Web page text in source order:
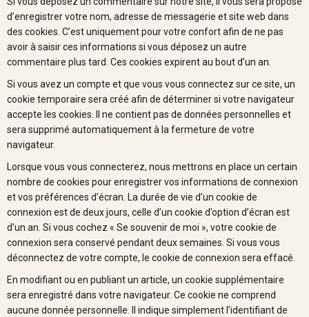
d’enregistrer votre nom, adresse de messagerie et site web dans
des cookies. C’est uniquement pour votre confort afin de ne pas
avoir à saisir ces informations si vous déposez un autre
commentaire plus tard. Ces cookies expirent au bout d’un an.
Si vous avez un compte et que vous vous connectez sur ce site, un
cookie temporaire sera créé afin de déterminer si votre navigateur
accepte les cookies. Il ne contient pas de données personnelles et
sera supprimé automatiquement à la fermeture de votre
navigateur.
Lorsque vous vous connecterez, nous mettrons en place un certain
nombre de cookies pour enregistrer vos informations de connexion
et vos préférences d’écran. La durée de vie d’un cookie de
connexion est de deux jours, celle d’un cookie d’option d’écran est
d’un an. Si vous cochez « Se souvenir de moi », votre cookie de
connexion sera conservé pendant deux semaines. Si vous vous
déconnectez de votre compte, le cookie de connexion sera effacé.
En modifiant ou en publiant un article, un cookie supplémentaire
sera enregistré dans votre navigateur. Ce cookie ne comprend
aucune donnée personnelle. Il indique simplement l’identifiant de